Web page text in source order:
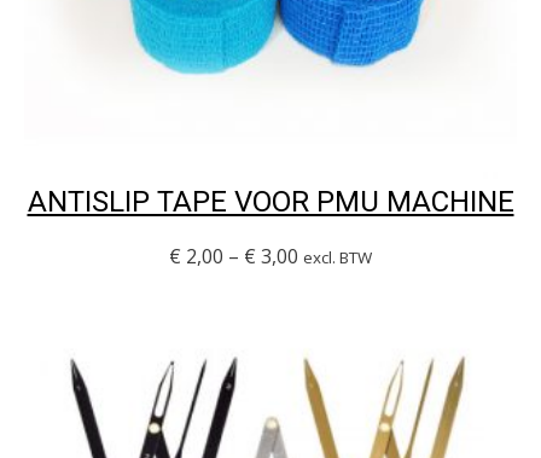
ANTISLIP TAPE VOOR PMU MACHINE
€ 2,00 – € 3,00 excl. BTW